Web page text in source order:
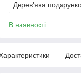
Дерев'яна
В наявності